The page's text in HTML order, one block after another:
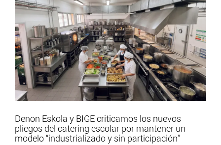
Denon Eskola y BIGE criticamos los nuevos
pliegos del catering escolar por mantener un
modelo “industrializado y sin participación”